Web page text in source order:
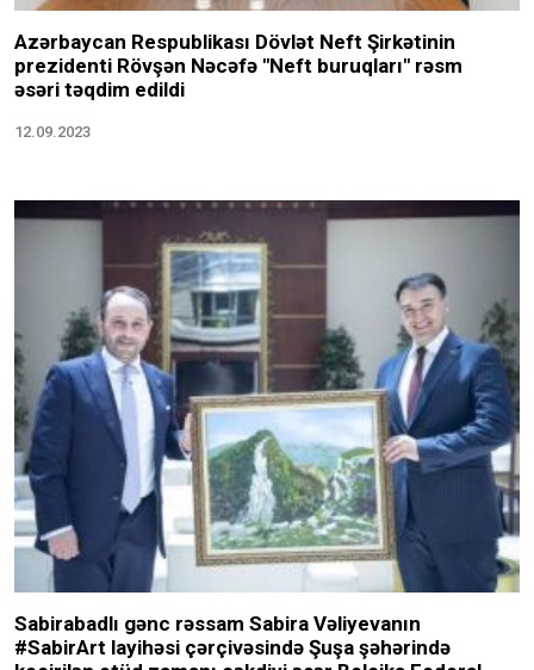
Azərbaycan Respublikası Dövlət Neft Şirkətinin
prezidenti Rövşən Nəcəfə "Neft buruqları" rəsm
əsəri təqdim edildi
12.09.2023
Sabirabadlı gənc rəssam Sabira Vəliyevanın
#SabirArt layihəsi çərçivəsində Şuşa şəhərində